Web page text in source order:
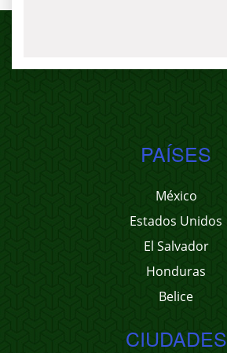
PAÍSES
México
Estados Unidos
El Salvador
Honduras
Belice
CIUDADES